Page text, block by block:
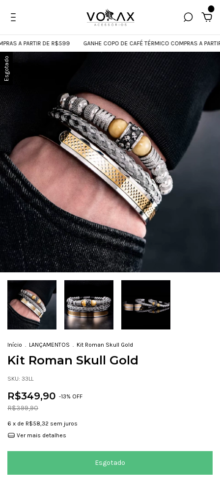
A PARTIR DE R$599 GANHE COPO DE CAFÉ TÉRMICO COMPRAS A PARTIR
Esgotado
Início . LANÇAMENTOS . Kit Roman Skull Gold
Kit Roman Skull Gold
SKU: 33LL
R$349,90 -13% OFF
R$399,90
6 x de R$58,32 sem juros
Ver mais detalhes